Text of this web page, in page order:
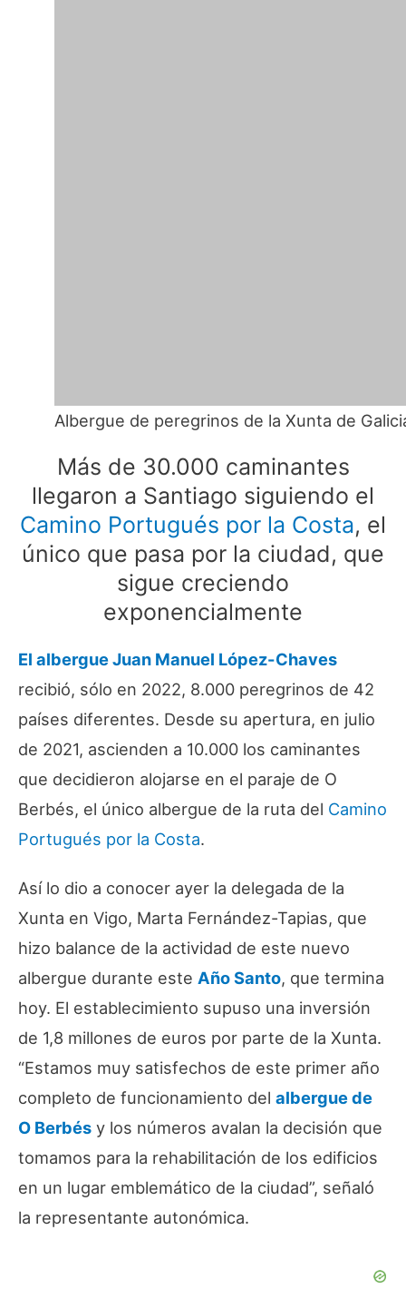
Albergue de peregrinos de la Xunta de
Más de 30.000 caminantes
llegaron a Santiago siguiendo el
Camino Portugués por la Costa, el
único que pasa por la ciudad, que
sigue creciendo
exponencialmente
El albergue Juan Manuel López-Chaves
recibió, sólo en 2022, 8.000 peregrinos de 42
países diferentes. Desde su apertura, en julio
de 2021, ascienden a 10.000 los caminantes
que decidieron alojarse en el paraje de O
Berbés, el único albergue de la ruta del Camino
Portugués por la Costa.
Así lo dio a conocer ayer la delegada de la
Xunta en Vigo, Marta Fernández-Tapias, que
hizo balance de la actividad de este nuevo
albergue durante este Año Santo, que termina
hoy. El establecimiento supuso una inversión
de 1,8 millones de euros por parte de la Xunta.
“Estamos muy satisfechos de este primer año
completo de funcionamiento del albergue de
O Berbés y los números avalan la decisión que
tomamos para la rehabilitación de los edificios
en un lugar emblemático de la ciudad”, señaló
la representante autonómica.